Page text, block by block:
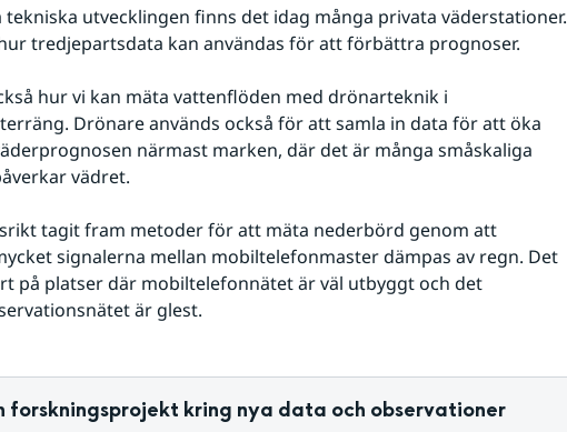
tekniska utvecklingen finns det idag många privata väderstationer.
tredjepartsdata kan användas för att förbättra prognoser.
hur vi kan mäta vattenflöden med drönarteknik i
Drönare används också för att samla in data för att öka
närmast marken, där det är många småskaliga
vädret.
tagit fram metoder för att mäta nederbörd genom att
signalerna mellan mobiltelefonmaster dämpas av regn. Det
på platser där mobiltelefonnätet är väl utbyggt och det
är glest.
forskningsprojekt kring nya data och observationer